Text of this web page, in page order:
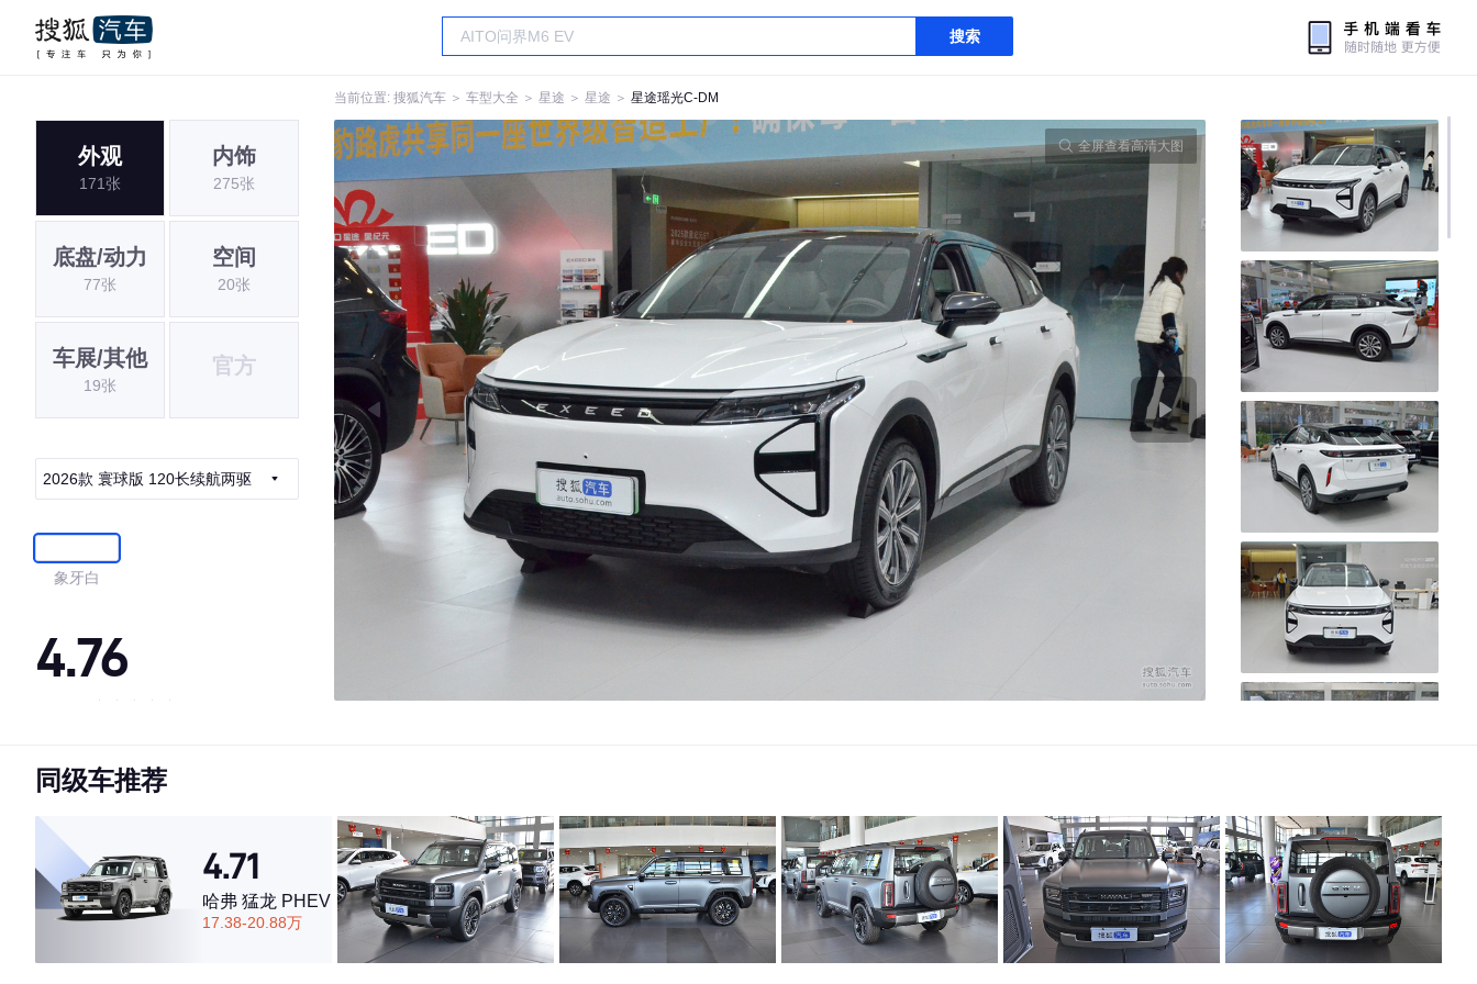
搜索
当前位置: 搜狐汽车 ＞ 车型大全 ＞ 星途 ＞ 星途 ＞ 星途瑶光C-DM
外观
171张
内饰
275张
底盘/动力
77张
空间
20张
车展/其他
19张
官方
2026款 寰球版 120长续航两驱
象牙白
4.76
·内饰表现较为优秀，优于84%同级车
·空间表现一般，低于81%同级车
全屏查看高清大图
同级车推荐
4.71
哈弗 猛龙 PHEV
17.38-20.88万